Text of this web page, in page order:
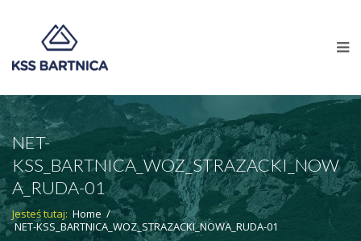
NET-
KSS_BARTNICA_WOZ_STRAZACKI_NOW
A_RUDA-01
Jesteś tutaj: Home /
NET-KSS_BARTNICA_WOZ_STRAZACKI_NOWA_RUDA-01